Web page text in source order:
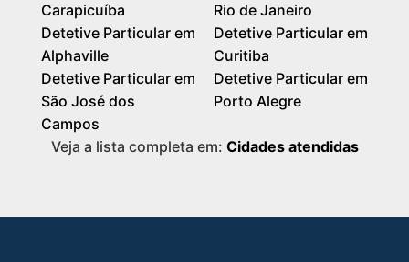
Carapicuíba
Detetive Particular em
Alphaville
Detetive Particular em
São José dos
Campos
Rio de Janeiro
Detetive Particular em
Curitiba
Detetive Particular em
Porto Alegre
Veja a lista completa em: Cidades atendidas